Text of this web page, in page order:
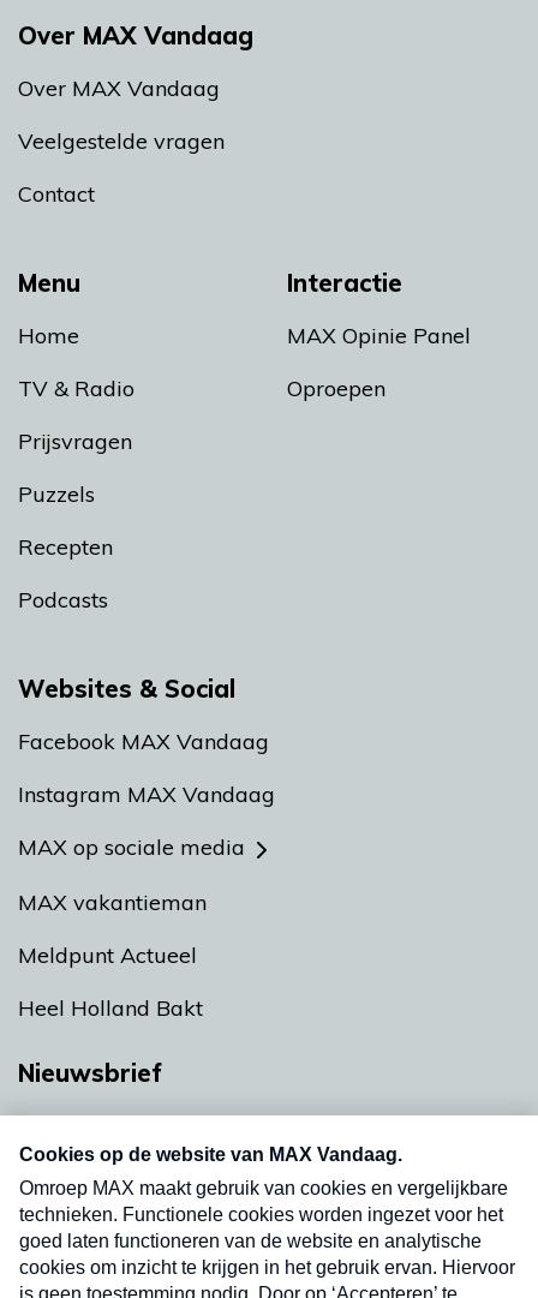
Menu
Home
TV & Radio
Prijsvragen
Puzzels
Recepten
Podcasts
Interactie
MAX Opinie Panel
Oproepen
Over MAX Vandaag
Over MAX Vandaag
Veelgestelde vragen
Contact
Websites & Social
Facebook MAX Vandaag
Instagram MAX Vandaag
MAX op sociale media
MAX vakantieman
Meldpunt Actueel
Heel Holland Bakt
Nieuwsbrief
nieuwsbrief. Elke vrijdag- en dinsdagochtend in
uw mailbox.
Verzend